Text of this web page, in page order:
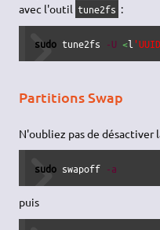
avec l'outil tune2fs :
sudo tune2fs -U <l
Partitions Swap
N'oubliez pas de désactiver
sudo swapoff -a
puis